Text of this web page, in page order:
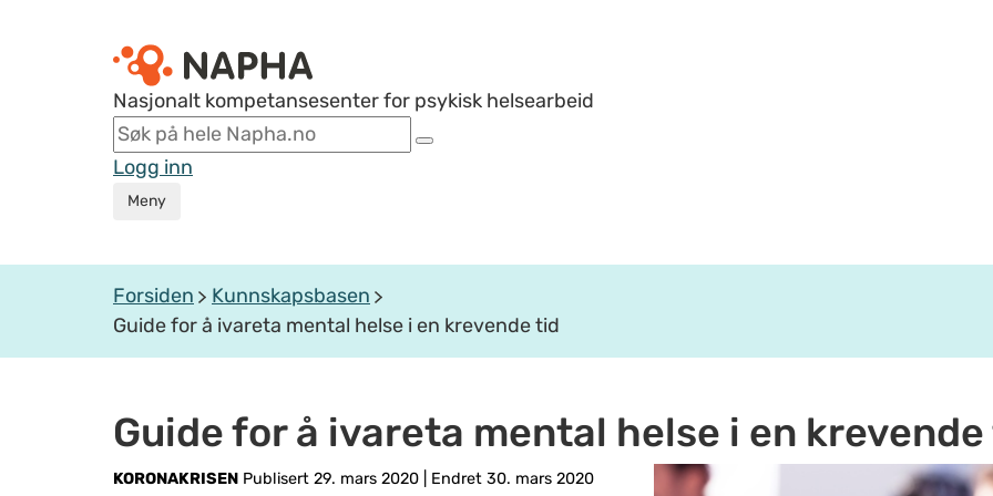
Nasjonalt kompetansesenter for psykisk helsearbeid
Logg inn
Meny
Forsiden
Kunnskapsbasen
Guide for å ivareta mental helse i en krevende tid
Guide for å ivareta mental helse i en
KORONAKRISEN Publisert 29. mars 2020 Endret 30. mars 2020